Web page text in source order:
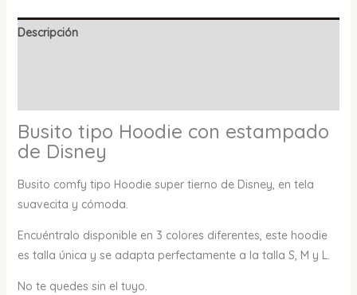
Descripción
Busito tipo Hoodie con estampado
de Disney
Busito comfy tipo Hoodie super tierno de Disney, en tela
suavecita y cómoda.
Encuéntralo disponible en 3 colores diferentes, este hoodie
es talla única y se adapta perfectamente a la talla S, M y L.
No te quedes sin el tuyo.